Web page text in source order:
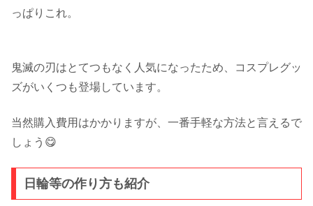
っぱりこれ。
鬼滅の刃はとてつもなく人気になったため、コスプレグッ
ズがいくつも登場しています。
当然購入費用はかかりますが、一番手軽な方法と言えるで
しょう😋
日輪等の作り方も紹介